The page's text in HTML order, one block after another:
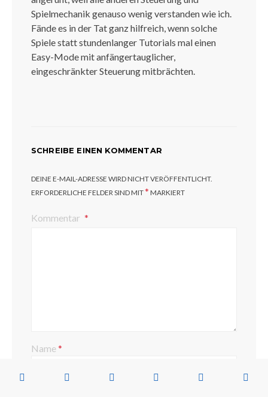
Spielmechanik genauso wenig verstanden wie ich.
Fände es in der Tat ganz hilfreich, wenn solche
Spiele statt stundenlanger Tutorials mal einen
Easy-Mode mit anfängertauglicher,
eingeschränkter Steuerung mitbrächten.
SCHREIBE EINEN KOMMENTAR
DEINE E-MAIL-ADRESSE WIRD NICHT VERÖFFENTLICHT.
ERFORDERLICHE FELDER SIND MIT* MARKIERT
Kommentar
Name*